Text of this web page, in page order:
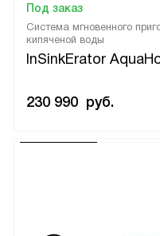
Система мгновенного
кипяченой воды
InSinkErator
Под заказ
230 990 руб.